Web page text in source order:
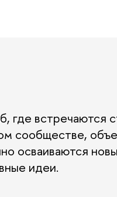
встречаются
сообществе,
осваиваются
идеи.